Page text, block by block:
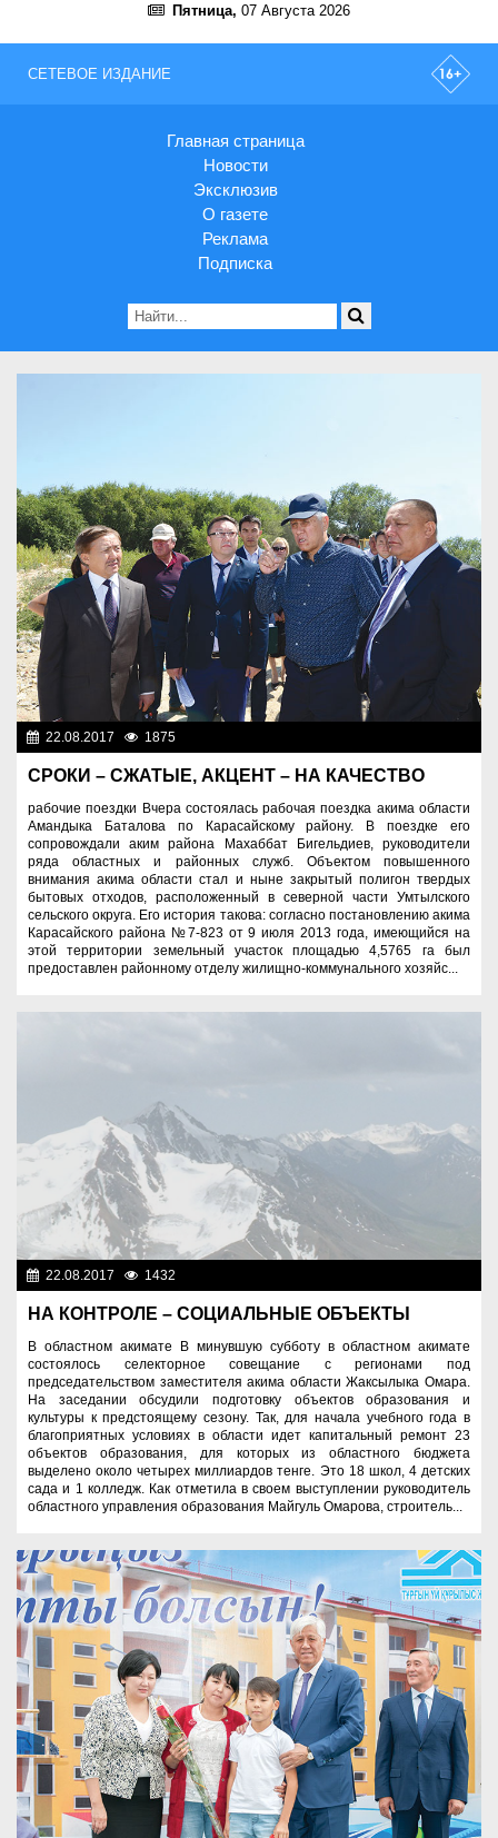
Пятница, 07 Августа 2026
СЕТЕВОЕ ИЗДАНИЕ
Главная страница
Новости
Эксклюзив
О газете
Реклама
Подписка
22.08.2017 1875
СРОКИ – СЖАТЫЕ, АКЦЕНТ – НА КАЧЕСТВО
рабочие поездки Вчера состоялась рабочая поездка акима области
Амандыка Баталова по Карасайскому району. В поездке его
сопровождали аким района Махаббат Бигельдиев, руководители
ряда областных и районных служб. Объектом повышенного
внимания акима области стал и ныне закрытый полигон твердых
бытовых отходов, расположенный в северной части Умтылского
сельского округа. Его история такова: согласно постановлению акима
Карасайского района №7-823 от 9 июля 2013 года, имеющийся на
этой территории земельный участок площадью 4,5765 га был
предоставлен районному отделу жилищно-коммунального хозяйс...
22.08.2017 1432
НА КОНТРОЛЕ – СОЦИАЛЬНЫЕ ОБЪЕКТЫ
В областном акимате В минувшую субботу в областном акимате
состоялось селекторное совещание с регионами под
председательством заместителя акима области Жаксылыка Омара.
На заседании обсудили подготовку объектов образования и
культуры к предстоящему сезону. Так, для начала учебного года в
благоприятных условиях в области идет капитальный ремонт 23
объектов образования, для которых из областного бюджета
выделено около четырех миллиардов тенге. Это 18 школ, 4 детских
сада и 1 колледж. Как отметила в своем выступлении руководитель
областного управления образования Майгуль Омарова, строитель...